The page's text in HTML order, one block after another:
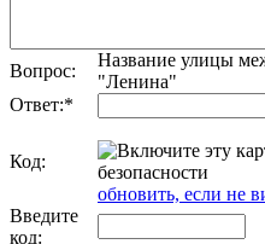
Вопрос:
Название улицы
"Ленина"
Ответ:*
Код:
обновить, если не
Введите
код: